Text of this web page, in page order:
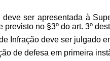
ser apresentada à
no §3º do art. 3º
Infração deve ser julgado
de defesa em primeira